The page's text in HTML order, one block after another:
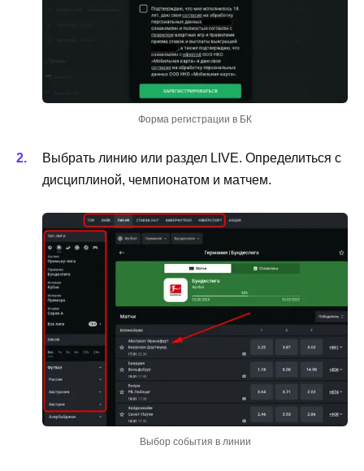
Форма регистрации в БК
Выбрать линию или раздел LIVE. Определиться с
дисциплиной, чемпионатом и матчем.
Выбор события в линии